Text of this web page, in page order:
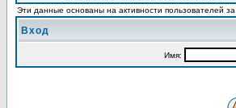
Эти данные основаны на активности пользователей
Вход
Имя: